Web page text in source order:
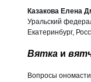
Казакова Елена
Уральский
Екатеринбург,
Вятка и
Вопросы